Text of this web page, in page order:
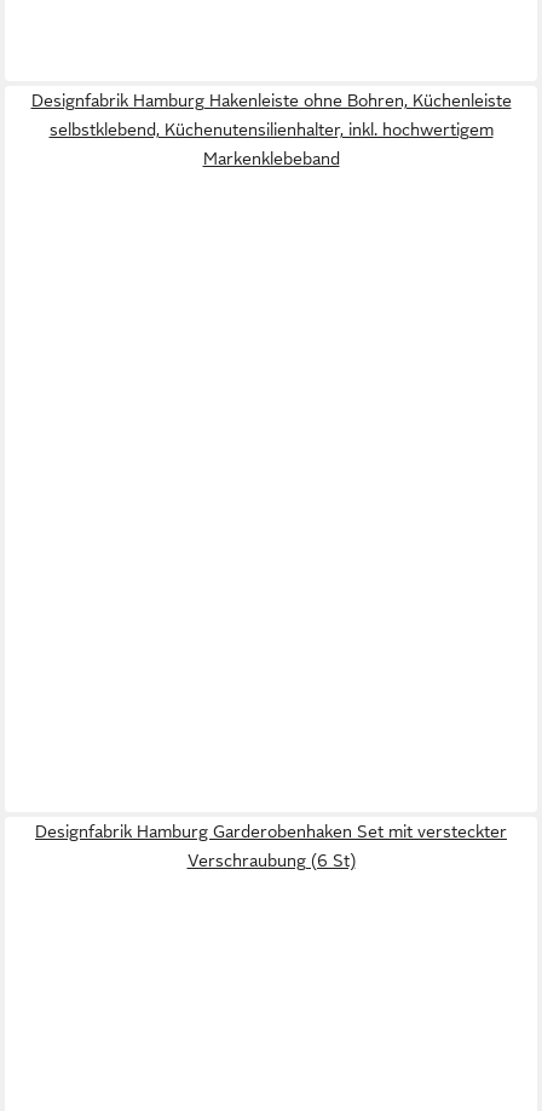
Designfabrik Hamburg Hakenleiste ohne Bohren, Küchenleiste
selbstklebend, Küchenutensilienhalter, inkl. hochwertigem
Markenklebeband
Designfabrik Hamburg Garderobenhaken Set mit versteckter
Verschraubung (6 St)